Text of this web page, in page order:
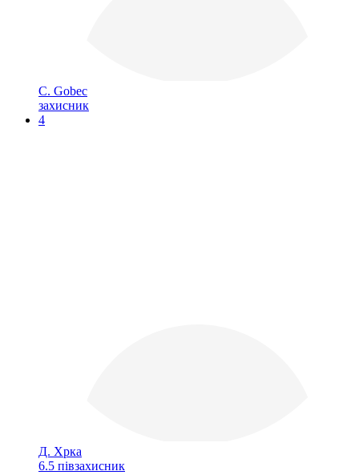
С. Gobec
захисник
4
Д. Хрка
6.5 півзахисник